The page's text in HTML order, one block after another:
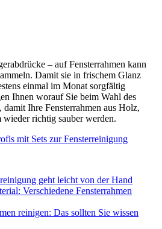
– auf Fensterrahmen kann
Damit sie in frischem Glanz
einmal im Monat sorgfältig
Ihnen worauf Sie beim Wahl des
damit Ihre Fensterrahmen aus Holz,
richtig sauber werden.
mit Sets zur Fensterreinigung
geht leicht von der Hand
Verschiedene Fensterrahmen
reinigen: Das sollten Sie wissen